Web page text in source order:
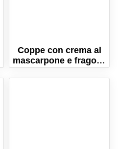
Coppe con crema al
mascarpone e fragole.
Il dessert pratico e
veloce!